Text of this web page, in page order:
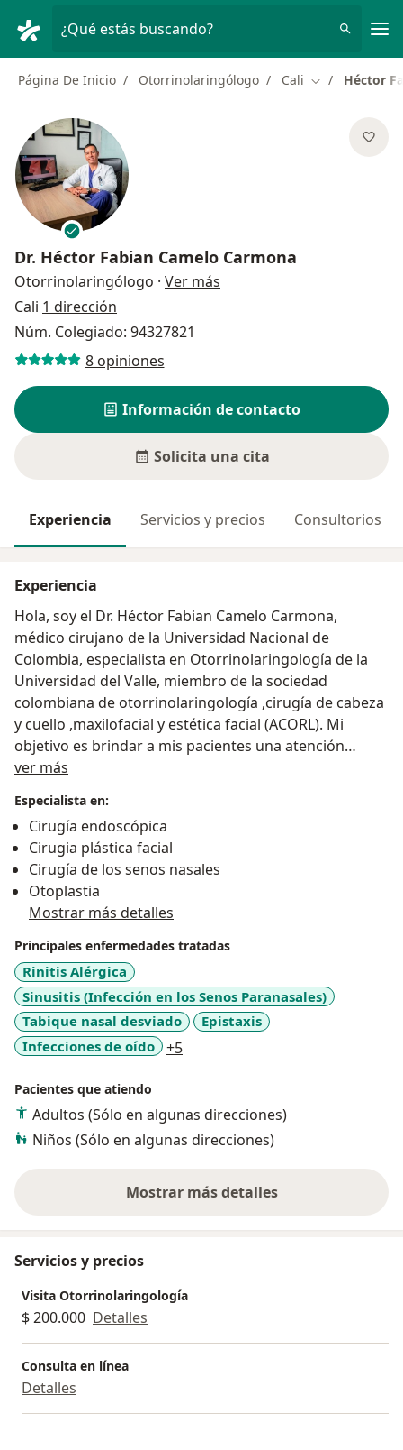
¿Qué estás buscando?
Página De Inicio Otorrinolaringólogo Cali Cambiar de
Héctor
Dr. Héctor Fabian Camelo Carmona
Otorrinolaringólogo · Ver más
Cali 1 dirección
Núm. Colegiado: 94327821
8 opiniones
Información de contacto
Solicita una cita
Experiencia Servicios y precios Consultorios
Experiencia
Hola, soy el Dr. Héctor Fabian Camelo Carmona,
médico cirujano de la Universidad Nacional de
Colombia, especialista en Otorrinolaringología de la
Universidad del Valle, miembro de la sociedad
colombiana de otorrinolaringología ,cirugía de cabeza
y cuello ,maxilofacial y estética facial (ACORL). Mi
objetivo es brindar a mis pacientes una atención
humanizada, cálida, personalizada, científica
tecnológicas, y habilidades quirúrgicas en la
resolución de los problemas de la especialidad de
otorrinolaringología.
ver más
Especialista en:
Cirugía endoscópica
Cirugia plástica facial
Cirugía de los senos nasales
Otoplastia
Mostrar más detalles
Principales enfermedades tratadas
Rinitis Alérgica
Sinusitis (Infección en los Senos Paranasales)
Tabique nasal desviado
Epistaxis
Infecciones de oído
+5a11y_sr_more_diseases
Pacientes que atiendo
Adultos (Sólo en algunas direcciones)
Niños (Sólo en algunas direcciones)
Mostrar más detalles
sobre la experiencia
Servicios y precios
Visita Otorrinolaringología
$ 200.000 Detalles
Consulta en línea
Detalles